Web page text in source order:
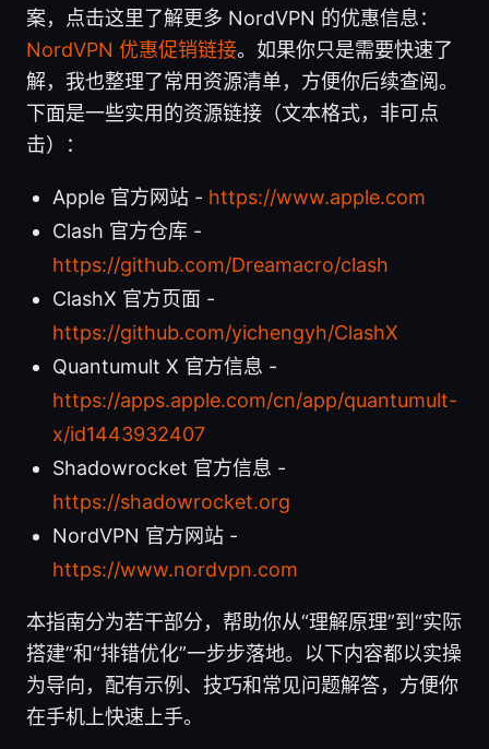
案，点击这里了解更多 NordVPN 的优惠信息：
NordVPN 优惠促销链接。如果你只是需要快速了
解，我也整理了常用资源清单，方便你后续查阅。
下面是一些实用的资源链接（文本格式，非可点
击）：
Apple 官方网站 - https://www.apple.com
Clash 官方仓库 -
https://github.com/Dreamacro/clash
ClashX 官方页面 -
https://github.com/yichengyh/ClashX
Quantumult X 官方信息 -
https://apps.apple.com/cn/app/quantumult-
x/id1443932407
Shadowrocket 官方信息 -
https://shadowrocket.org
NordVPN 官方网站 -
https://www.nordvpn.com
本指南分为若干部分，帮助你从“理解原理”到“实际
搭建”和“排错优化”一步步落地。以下内容都以实操
为导向，配有示例、技巧和常见问题解答，方便你
在手机上快速上手。